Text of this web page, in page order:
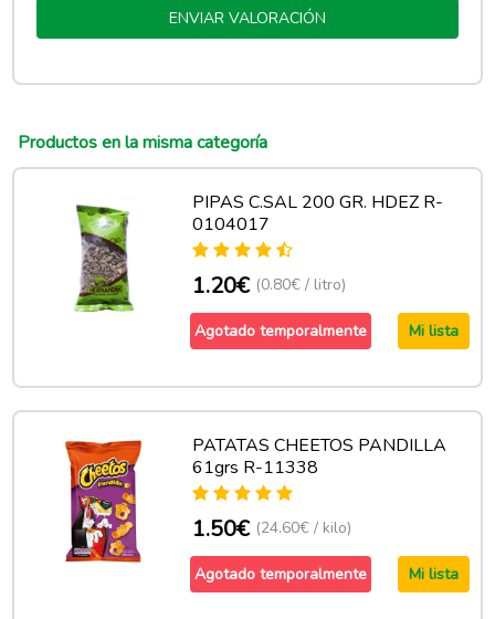
ENVIAR VALORACIÓN
Productos en la misma categoría
PIPAS C.SAL 200 GR. HDEZ R-
0104017
1.20€ (0.80€ / litro)
Agotado temporalmente Mi lista
PATATAS CHEETOS PANDILLA
61grs R-11338
1.50€ (24.60€ / kilo)
Agotado temporalmente Mi lista